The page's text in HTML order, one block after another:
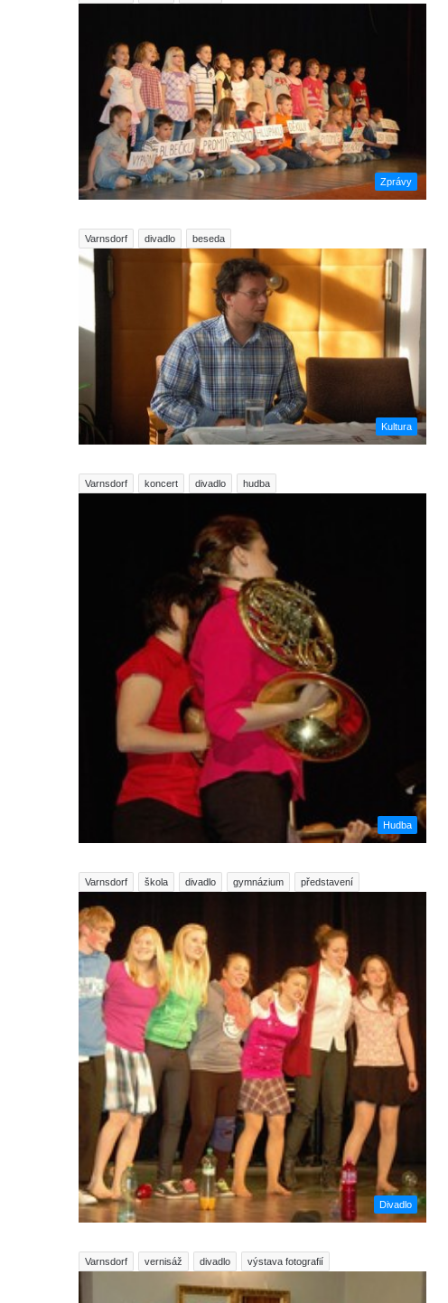
Zprávy
Varnsdorf divadlo beseda
Kultura
Varnsdorf koncert divadlo hudba
Hudba
Varnsdorf škola divadlo gymnázium představení
Divadlo
Varnsdorf vernisáž divadlo výstava fotografií